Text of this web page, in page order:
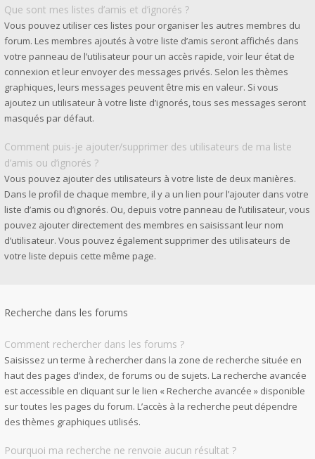
Que sont mes listes d’amis et d’ignorés ?
Vous pouvez utiliser ces listes pour organiser les autres membres du
forum. Les membres ajoutés à votre liste d’amis seront affichés dans
votre panneau de l’utilisateur pour un accès rapide, voir leur état de
connexion et leur envoyer des messages privés. Selon les thèmes
graphiques, leurs messages peuvent être mis en valeur. Si vous
ajoutez un utilisateur à votre liste d’ignorés, tous ses messages seront
masqués par défaut.
Comment puis-je ajouter/supprimer des utilisateurs de ma liste
d’amis ou d’ignorés ?
Vous pouvez ajouter des utilisateurs à votre liste de deux manières.
Dans le profil de chaque membre, il y a un lien pour l’ajouter dans votre
liste d’amis ou d’ignorés. Ou, depuis votre panneau de l’utilisateur, vous
pouvez ajouter directement des membres en saisissant leur nom
d’utilisateur. Vous pouvez également supprimer des utilisateurs de
votre liste depuis cette même page.
Recherche dans les forums
Comment rechercher dans les forums ?
Saisissez un terme à rechercher dans la zone de recherche située en
haut des pages d’index, de forums ou de sujets. La recherche avancée
est accessible en cliquant sur le lien « Recherche avancée » disponible
sur toutes les pages du forum. L’accès à la recherche peut dépendre
des thèmes graphiques utilisés.
Pourquoi ma recherche ne renvoie aucun résultat ?